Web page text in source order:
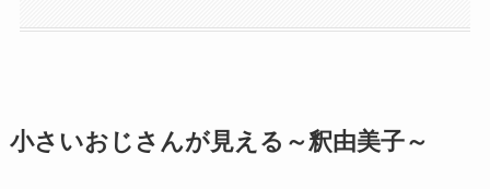
小さいおじさんが見える～釈由美子～